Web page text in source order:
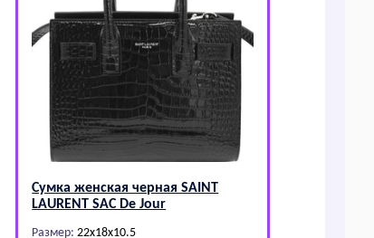
Сумка женская черная SАINТ
LАURЕNТ SAC De Jour
Размер: 22x18x10.5